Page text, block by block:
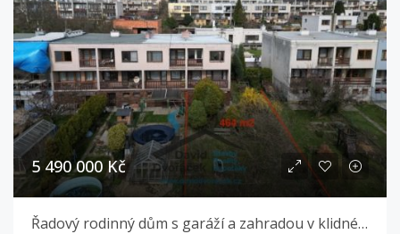
5 490 000 Kč
Řadový rodinný dům s garáží a zahradou v klidné části Hořic – ideální příležitost pro vlastní rekonstrukci